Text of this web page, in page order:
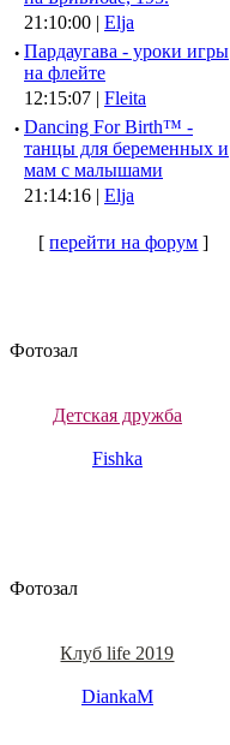
21:10:00 | Elja
· Пардаугава - уроки игры
на флейте
12:15:07 | Fleita
· Dancing For Birth™ -
танцы для беременных и
мам с малышами
21:14:16 | Elja
[перейти на форум ]
Фотозал
Детская дружба
Fishka
Фотозал
Клуб life 2019
DiankaM